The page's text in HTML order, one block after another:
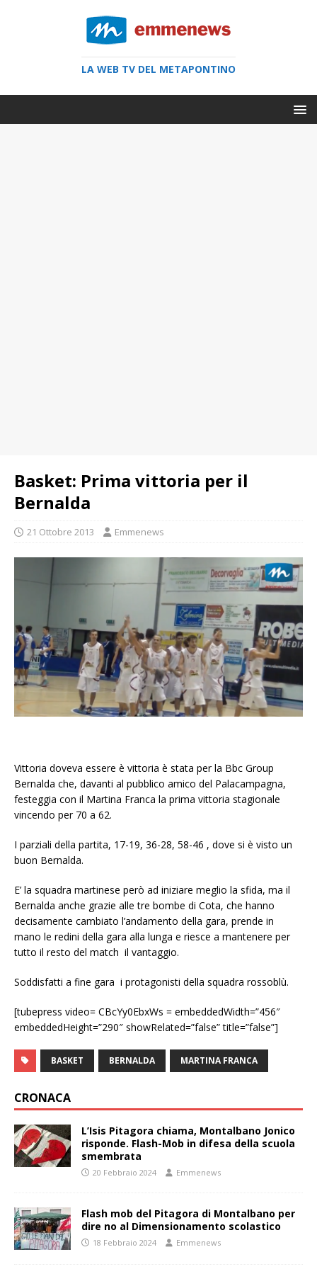
LA WEB TV DEL METAPONTINO
Basket: Prima vittoria per il
Bernalda
21 Ottobre 2013 Emmenews
Vittoria doveva essere è vittoria è stata per la Bbc Group
Bernalda che, davanti al pubblico amico del Palacampagna,
festeggia con il Martina Franca la prima vittoria stagionale
vincendo per 70 a 62.
I parziali della partita, 17-19, 36-28, 58-46 , dove si è visto un
buon Bernalda.
E’ la squadra martinese però ad iniziare meglio la sfida, ma il
Bernalda anche grazie alle tre bombe di Cota, che hanno
decisamente cambiato l’andamento della gara, prende in
mano le redini della gara alla lunga e riesce a mantenere per
tutto il resto del match il vantaggio.
Soddisfatti a fine gara i protagonisti della squadra rossoblù.
[tubepress video= CBcYy0EbxWs = embeddedWidth=”456″
embeddedHeight=”290″ showRelated=”false” title=”false”]
BASKET BERNALDA MARTINA FRANCA
CRONACA
L’Isis Pitagora chiama, Montalbano Jonico
risponde. Flash-Mob in difesa della scuola
smembrata
20 Febbraio 2024 Emmenews
Flash mob del Pitagora di Montalbano per
dire no al Dimensionamento scolastico
18 Febbraio 2024 Emmenews